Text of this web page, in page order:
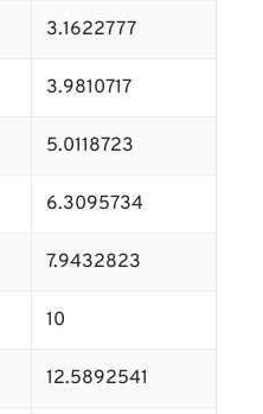
3.1622777
3.9810717
5.0118723
6.3095734
7.9432823
10
12.5892541